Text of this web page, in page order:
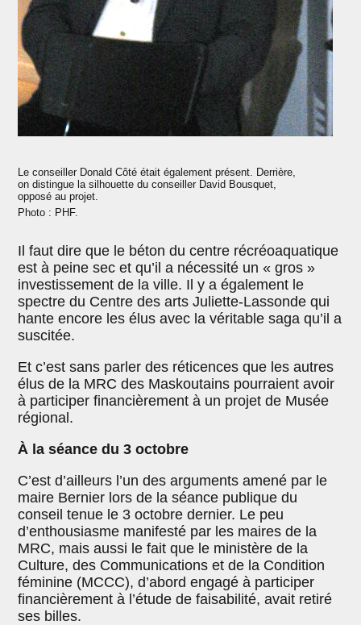
Le conseiller Donald Côté était également présent. Derrière,
on distingue la silhouette du conseiller David Bousquet,
opposé au projet.
Photo : PHF.
Il faut dire que le béton du centre récréoaquatique
est à peine sec et qu’il a nécessité un « gros »
investissement de la ville. Il y a également le
spectre du Centre des arts Juliette-Lassonde qui
hante encore les élus avec la véritable saga qu’il a
suscitée.
Et c’est sans parler des réticences que les autres
élus de la MRC des Maskoutains pourraient avoir
à participer financièrement à un projet de Musée
régional.
À la séance du 3 octobre
C’est d’ailleurs l’un des arguments amené par le
maire Bernier lors de la séance publique du
conseil tenue le 3 octobre dernier. Le peu
d’enthousiasme manifesté par les maires de la
MRC, mais aussi le fait que le ministère de la
Culture, des Communications et de la Condition
féminine (MCCC), d’abord engagé à participer
financièrement à l’étude de faisabilité, avait retiré
ses billes.